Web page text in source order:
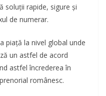
soluții rapide, sigure și
de numerar.
piață la nivel global unde
un astfel de acord
astfel încrederea în
românesc.